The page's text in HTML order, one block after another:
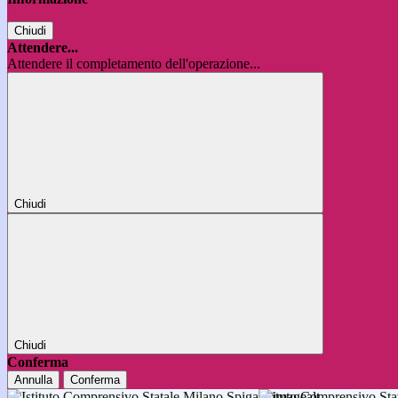
Chiudi
Attendere...
Attendere il completamento dell'operazione...
Chiudi
Chiudi
Conferma
Annulla Conferma